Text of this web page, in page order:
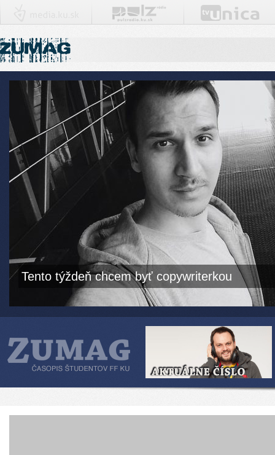
Tento týždeň chcem byť copywriterkou